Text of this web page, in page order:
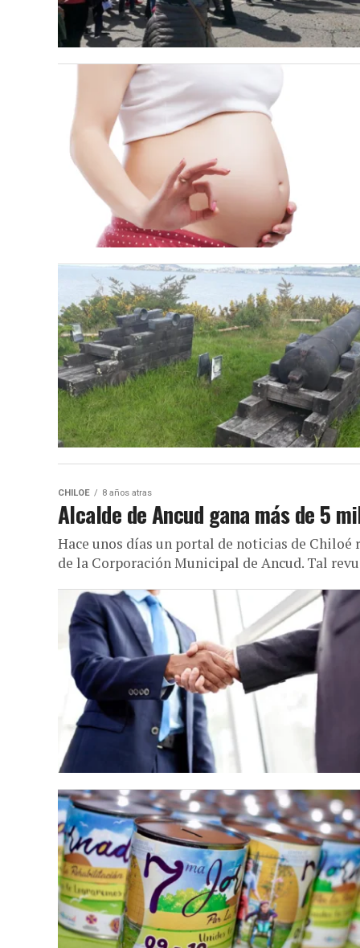
CHILOE 8 años atras
Alcalde de Ancud gana más de 5
Hace unos días un portal de noticias de
de la Corporación Municipal de Ancud. Tal